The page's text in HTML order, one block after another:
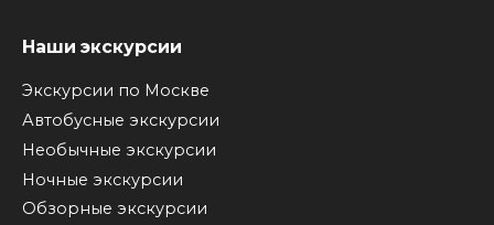
Наши экскурсии
Экскурсии по Москве
Автобусные экскурсии
Необычные экскурсии
Ночные экскурсии
Обзорные экскурсии